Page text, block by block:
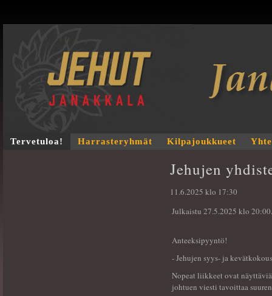
Tervetuloa! Harrasteryhmät Kilpajoukkueet
Jehujen
11.6.2025 klo 17:30
Julkaistu 27.5.2025 klo 20:00.
Anteeksipyyntö!
- Jehujen syys- ja
Nopeat liikkeet ovat
johtuen viesti tavoittaa